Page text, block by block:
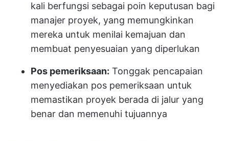
kali berfungsi sebagai poin keputusan bagi
manajer proyek, yang memungkinkan
mereka untuk menilai kemajuan dan
membuat penyesuaian yang diperlukan
Pos pemeriksaan: Tonggak pencapaian
menyediakan pos pemeriksaan untuk
memastikan proyek berada di jalur yang
benar dan memenuhi tujuannya